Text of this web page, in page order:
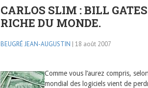
CARLOS SLIM : BILL
RICHE DU MONDE.
BEUGRÉ JEAN-AUGUSTIN | 18 août 2007
Comme vous l’aurez compris,
mondial des logiciels vient de